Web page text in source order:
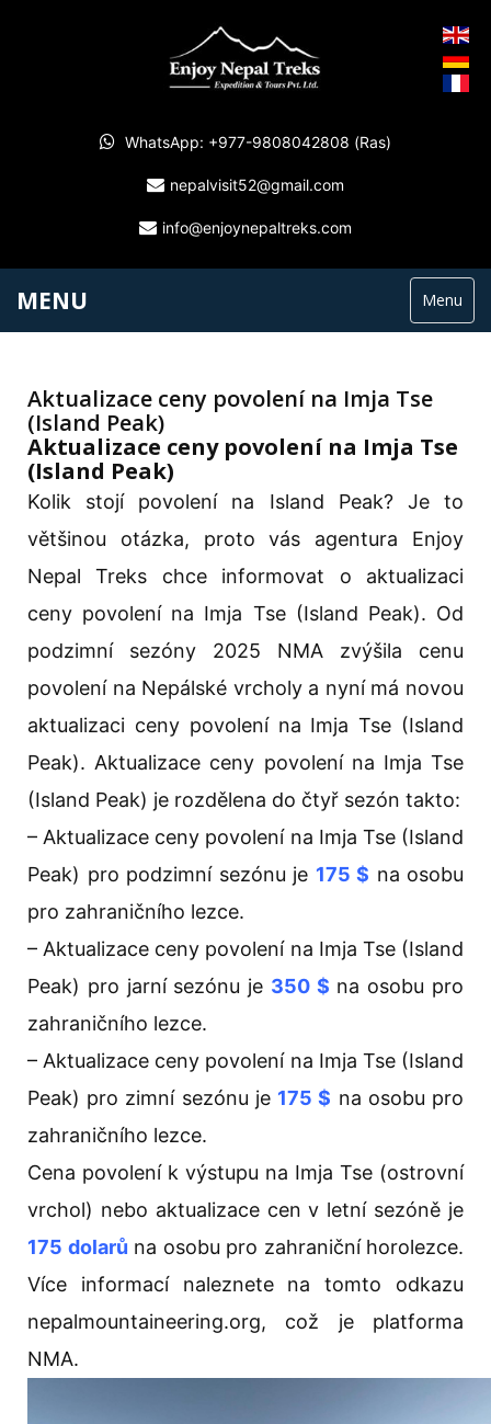
WhatsApp: +977-9808042808 (Ras)
nepalvisit52@gmail.com
info@enjoynepaltreks.com
MENU Menu
Aktualizace ceny povolení na Imja Tse
(Island Peak)
Aktualizace ceny povolení na Imja Tse
(Island Peak)
Kolik stojí povolení na Island Peak? Je to
většinou otázka, proto vás agentura Enjoy
Nepal Treks chce informovat o aktualizaci
ceny povolení na Imja Tse (Island Peak). Od
podzimní sezóny 2025 NMA zvýšila cenu
povolení na Nepálské vrcholy a nyní má novou
aktualizaci ceny povolení na Imja Tse (Island
Peak). Aktualizace ceny povolení na Imja Tse
(Island Peak) je rozdělena do čtyř sezón takto:
– Aktualizace ceny povolení na Imja Tse (Island
Peak) pro podzimní sezónu je 175 $ na osobu
pro zahraničního lezce.
– Aktualizace ceny povolení na Imja Tse (Island
Peak) pro jarní sezónu je 350 $ na osobu pro
zahraničního lezce.
– Aktualizace ceny povolení na Imja Tse (Island
Peak) pro zimní sezónu je 175 $ na osobu pro
zahraničního lezce.
Cena povolení k výstupu na Imja Tse (ostrovní
vrchol) nebo aktualizace cen v letní sezóně je
175 dolarů na osobu pro zahraniční horolezce.
Více informací naleznete na tomto odkazu
nepalmountaineering.org, což je platforma
NMA.